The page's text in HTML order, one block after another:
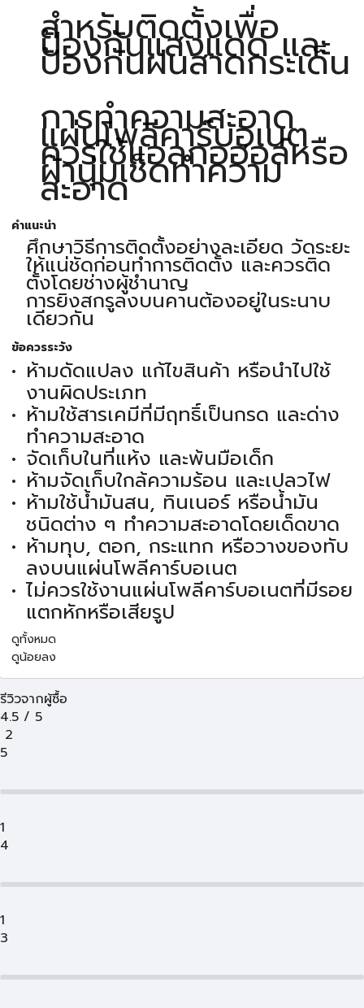
สำหรับติดตั้งเพื่อ
ป้องกันแสงแดด และ
ป้องกันฝนสาดกระเด็น
การทำความสะอาด
แผ่นโพลีคาร์บอเนต
ควรใช้แอลกอฮอล์หรือ
ผ้านุ่มเช็ดทำความ
สะอาด
คำแนะนำ
ศึกษาวิธีการติดตั้งอย่างละเอียด วัดระยะ
ให้แน่ชัดก่อนทำการติดตั้ง และควรติด
ตั้งโดยช่างผู้ชำนาญ
การยิงสกรูลงบนคานต้องอยู่ในระนาบ
เดียวกัน
ข้อควรระวัง
ห้ามดัดแปลง แก้ไขสินค้า หรือนำไปใช้
งานผิดประเภท
ห้ามใช้สารเคมีที่มีฤทธิ์เป็นกรด และด่าง
ทำความสะอาด
จัดเก็บในที่แห้ง และพ้นมือเด็ก
ห้ามจัดเก็บใกล้ความร้อน และเปลวไฟ
ห้ามใช้น้ำมันสน, ทินเนอร์ หรือน้ำมัน
ชนิดต่าง ๆ ทำความสะอาดโดยเด็ดขาด
ห้ามทุบ, ตอก, กระแทก หรือวางของทับ
ลงบนแผ่นโพลีคาร์บอเนต
ไม่ควรใช้งานแผ่นโพลีคาร์บอเนตที่มีรอย
แตกหักหรือเสียรูป
ดูทั้งหมด
ดูน้อยลง
รีวิวจากผู้ซื้อ
4.5 / 5
2
5
1
4
1
3